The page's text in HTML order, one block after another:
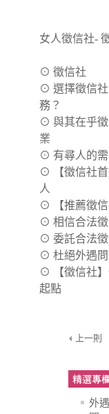
女人徵信社-
⊙徵信社
⊙選擇徵信
務？
⊙與其在乎
業
⊙ 有尋人的
⊙
【徵信社
人
⊙
【推薦徵
⊙相信合法
⊙委託合法
⊙杜絕外遇
⊙
【徵信社
起點
上一則
外